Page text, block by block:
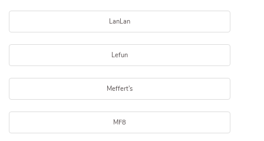
LanLan
Lefun
Meffert's
MF8